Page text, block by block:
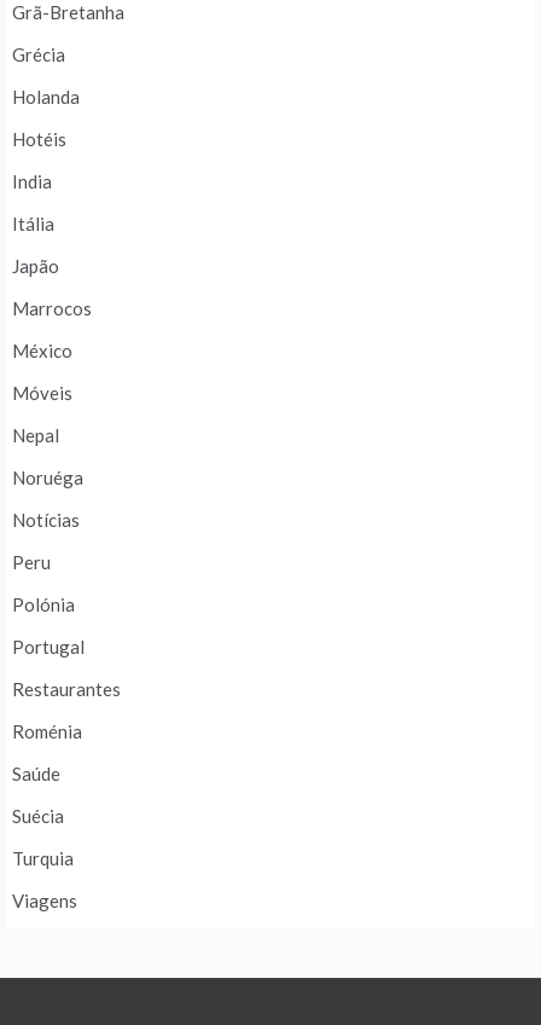
Grã-Bretanha
Grécia
Holanda
Hotéis
India
Itália
Japão
Marrocos
México
Móveis
Nepal
Noruéga
Notícias
Peru
Polónia
Portugal
Restaurantes
Roménia
Saúde
Suécia
Turquia
Viagens